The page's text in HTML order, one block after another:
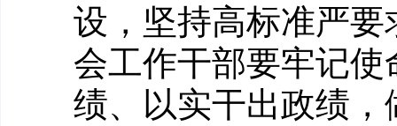
设，坚持高标准严
会工作干部要牢记
绩、以实干出政绩